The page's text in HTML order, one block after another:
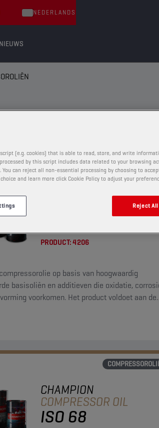
NIEUWS
NEDERLANDS
PRODUCT:4206
op basis van hoogwaardig
basisoliën en additieven die oxidatie,
voorkomen. Het product voldoet aan de
CHAMPION
COMPRESSOR OIL
ISO 68
(e.g. cookies) that is able to read, store, and write
by this script includes data related to your browsing
You can reject all non-essential processing by choosing to
and learn more click Cookie Policy to adjust your
Reject All